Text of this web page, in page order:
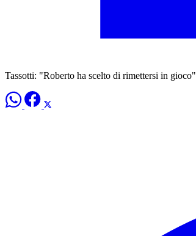
Tassotti: "Roberto ha scelto di rimettersi in gioco"